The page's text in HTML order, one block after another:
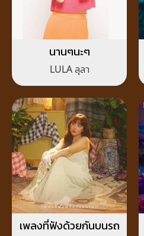
นานๆนะๆ
LULA ลุลา
เพลงที่ฟังด้วยกันบนรถ